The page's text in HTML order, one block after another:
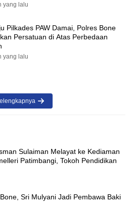
yang lalu
Pilkades PAW Damai, Polres Bone
Persatuan di Atas Perbedaan
yang lalu
Sulaiman Melayat ke Kediaman
Patimbangi, Tokoh Pendidikan
Sri Mulyani Jadi Pembawa Baki